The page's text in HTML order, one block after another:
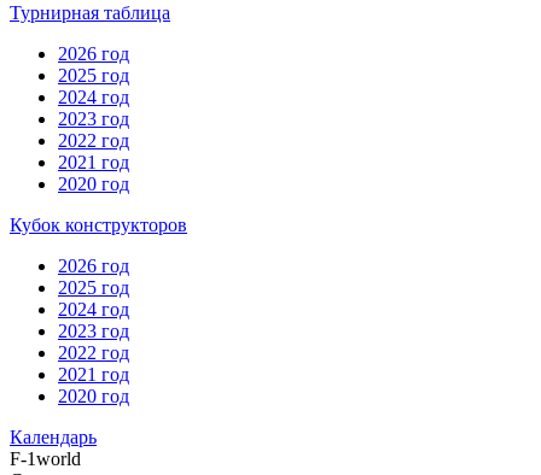
Турнирная таблица
2026 год
2025 год
2024 год
2023 год
2022 год
2021 год
2020 год
Кубок конструкторов
2026 год
2025 год
2024 год
2023 год
2022 год
2021 год
2020 год
Календарь
F-1world